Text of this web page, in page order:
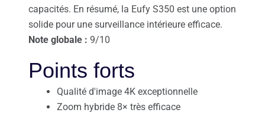
capacités. En résumé, la Eufy S350 est une option
solide pour une surveillance intérieure efficace.
Note globale : 9/10
Points forts
Qualité d'image 4K exceptionnelle
Zoom hybride 8× très efficace